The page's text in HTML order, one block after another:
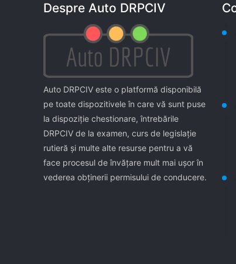
Despre Auto DRPCIV
Auto DRPCIV este o platformă disponibilă
pe toate dispozitivele în care vă sunt puse
la dispoziţie chestionare, întrebările
DRPCIV de la examen, curs de legislaţie
rutieră şi multe alte resurse pentru a vă
face procesul de învăţare mult mai uşor în
vederea obţinerii permisului de conducere.